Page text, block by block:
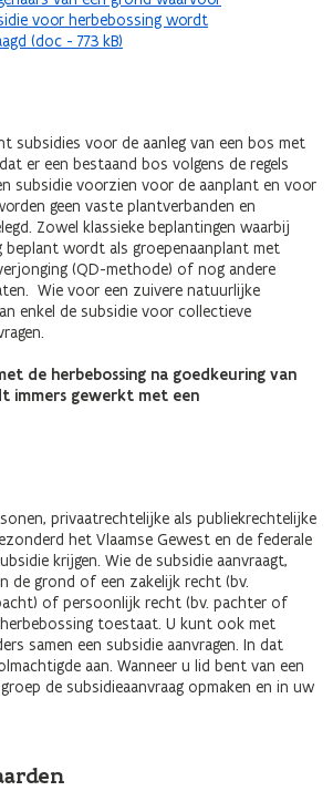
voor herbebossing wordt
(doc - 773 kB)
subsidies voor de aanleg van een bos met
er een bestaand bos volgens de regels
subsidie voorzien voor de aanplant en voor
geen vaste plantverbanden en
Zowel klassieke beplantingen waarbij
beplant wordt als groepenaanplant met
(QD-methode) of nog andere
Wie voor een zuivere natuurlijke
enkel de subsidie voor collectieve
de herbebossing na goedkeuring van
immers gewerkt met een
privaatrechtelijke als publiekrechtelijke
het Vlaamse Gewest en de federale
krijgen. Wie de subsidie aanvraagt,
de grond of een zakelijk recht (bv.
of persoonlijk recht (bv. pachter of
toestaat. U kunt ook met
samen een subsidie aanvragen. In dat
aan. Wanneer u lid bent van een
de subsidieaanvraag opmaken en in uw